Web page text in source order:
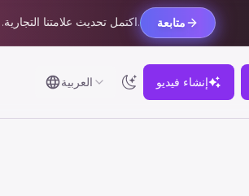
اكتمل تحديث علامتنا التجارية. يظل حسابك ورصيدك وطلباتك واشتراكاتك دون تغيير. متابعة
العربية إنشاء فيديو